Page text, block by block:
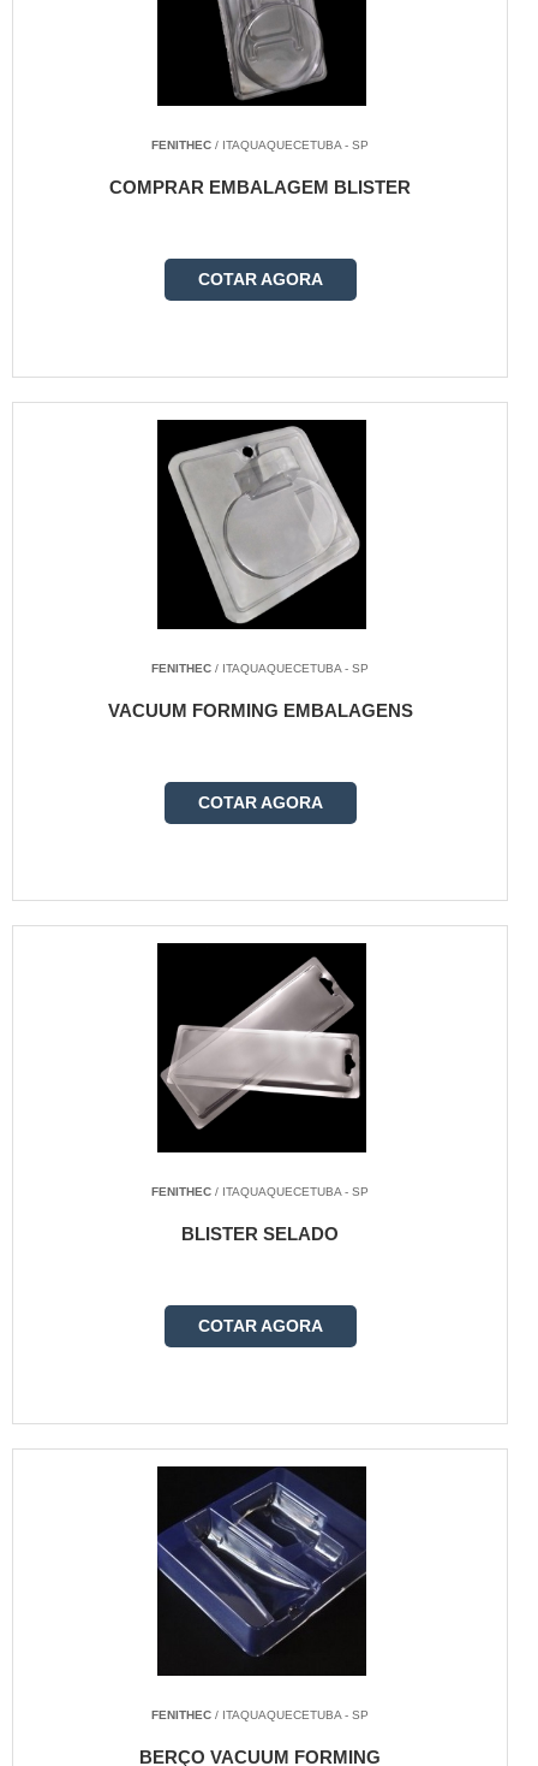
FENITHEC / ITAQUAQUECETUBA - SP
COMPRAR EMBALAGEM BLISTER
COTAR AGORA
FENITHEC / ITAQUAQUECETUBA - SP
VACUUM FORMING EMBALAGENS
COTAR AGORA
FENITHEC / ITAQUAQUECETUBA - SP
BLISTER SELADO
COTAR AGORA
FENITHEC / ITAQUAQUECETUBA - SP
BERÇO VACUUM FORMING